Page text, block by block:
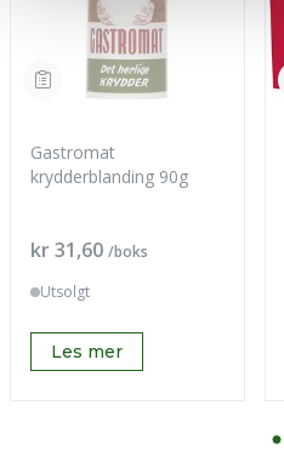
Gastromat
krydderblanding 90g
Pris
kr 31,60 /boks
Utsolgt
Les mer